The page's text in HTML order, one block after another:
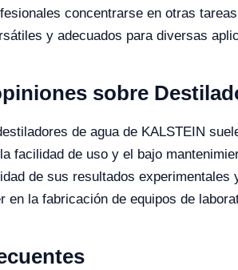
concentrarse en otras
y adecuados para diversas
sobre
de agua de KALSTEIN
facilidad de uso y el bajo
de sus resultados
en la fabricación de equipos de